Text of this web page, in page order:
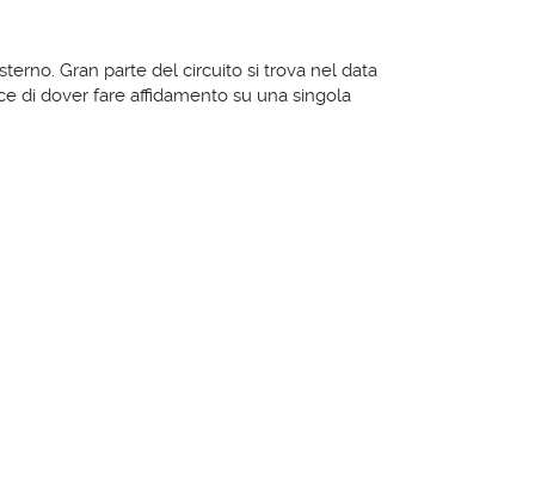
Gran parte del circuito si trova nel data
di dover fare affidamento su una singola